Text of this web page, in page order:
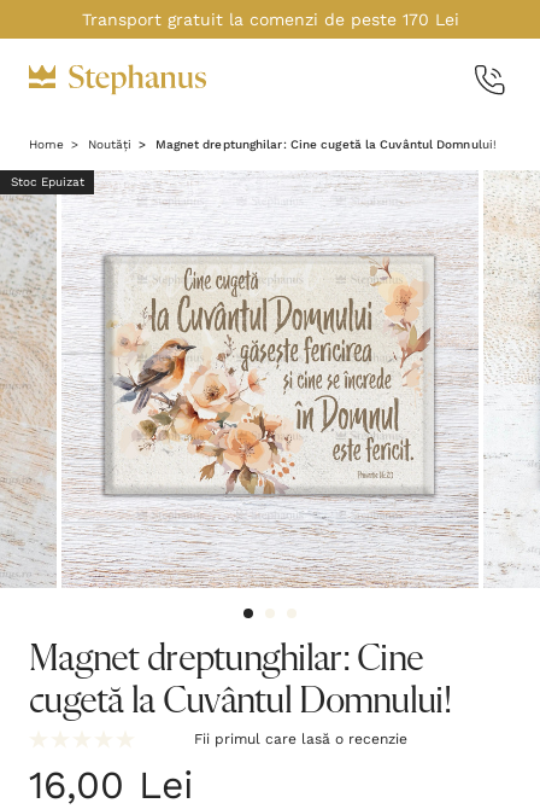
Transport gratuit la comenzi de peste 170 Lei
Home Noutăți Magnet dreptunghilar: Cine cugetă la Cuvântul Domnului!
Stoc Epuizat
Magnet dreptunghilar: Cine
cugetă la Cuvântul Domnului!
Fii primul care lasă o recenzie
16,00 Lei